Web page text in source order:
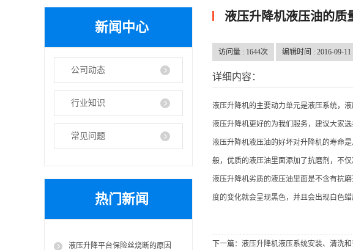
新闻中心
公司动态
行业知识
常见问题
热门新闻
液压升降平台保险丝烧断的原因
液压升降机液压油的质
访问量 : 1644次 编辑时间 : 2016-09-11
详细内容：
液压升降机的主要动力单元是液压系统，
液压升降机更好的为我们服务，建议大家
液压升降机液压油的好坏对升降机的寿命
般，优质的液压油里面添加了抗磨剂，不
液压升降机劣质的液压油里面是不含有抗
度的变化就会呈现黑色，并且会出现白色蜡
下一篇： 液压升降机液压系统安装、清洗